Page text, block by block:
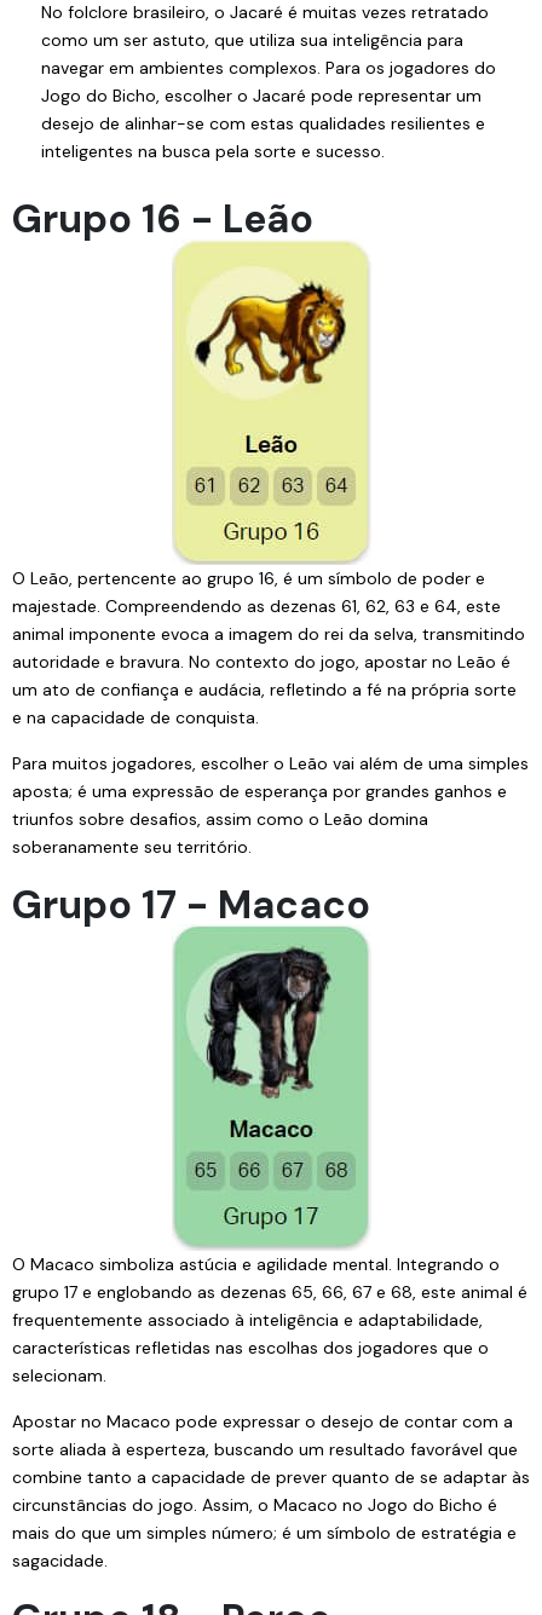
No folclore brasileiro, o Jacaré é muitas vezes retratado
como um ser astuto, que utiliza sua inteligência para
navegar em ambientes complexos. Para os jogadores do
Jogo do Bicho, escolher o Jacaré pode representar um
desejo de alinhar-se com estas qualidades resilientes e
inteligentes na busca pela sorte e sucesso.
Grupo 16 - Leão
O Leão, pertencente ao grupo 16, é um símbolo de poder e
majestade. Compreendendo as dezenas 61, 62, 63 e 64, este
animal imponente evoca a imagem do rei da selva, transmitindo
autoridade e bravura. No contexto do jogo, apostar no Leão é
um ato de confiança e audácia, refletindo a fé na própria sorte
e na capacidade de conquista.
Para muitos jogadores, escolher o Leão vai além de uma simples
aposta; é uma expressão de esperança por grandes ganhos e
triunfos sobre desafios, assim como o Leão domina
soberanamente seu território.
Grupo 17 - Macaco
O Macaco simboliza astúcia e agilidade mental. Integrando o
grupo 17 e englobando as dezenas 65, 66, 67 e 68, este animal é
frequentemente associado à inteligência e adaptabilidade,
características refletidas nas escolhas dos jogadores que o
selecionam.
Apostar no Macaco pode expressar o desejo de contar com a
sorte aliada à esperteza, buscando um resultado favorável que
combine tanto a capacidade de prever quanto de se adaptar às
circunstâncias do jogo. Assim, o Macaco no Jogo do Bicho é
mais do que um simples número; é um símbolo de estratégia e
sagacidade.